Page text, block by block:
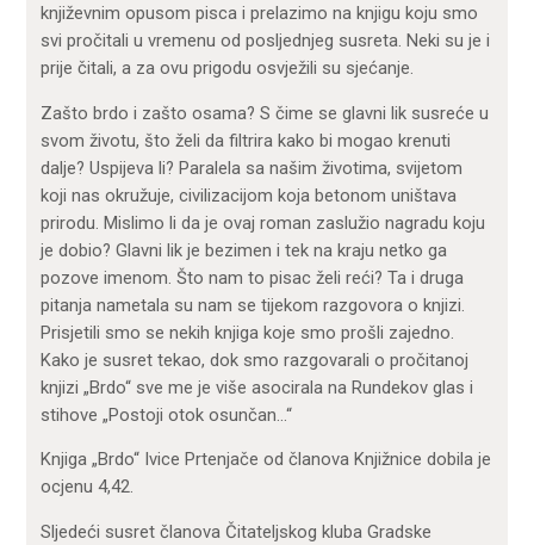
književnim opusom pisca i prelazimo na knjigu koju smo
svi pročitali u vremenu od posljednjeg susreta. Neki su je i
prije čitali, a za ovu prigodu osvježili su sjećanje.
Zašto brdo i zašto osama? S čime se glavni lik susreće u
svom životu, što želi da filtrira kako bi mogao krenuti
dalje? Uspijeva li? Paralela sa našim životima, svijetom
koji nas okružuje, civilizacijom koja betonom uništava
prirodu. Mislimo li da je ovaj roman zaslužio nagradu koju
je dobio? Glavni lik je bezimen i tek na kraju netko ga
pozove imenom. Što nam to pisac želi reći? Ta i druga
pitanja nametala su nam se tijekom razgovora o knjizi.
Prisjetili smo se nekih knjiga koje smo prošli zajedno.
Kako je susret tekao, dok smo razgovarali o pročitanoj
knjizi „Brdo“ sve me je više asocirala na Rundekov glas i
stihove „Postoji otok osunčan…“
Knjiga „Brdo“ Ivice Prtenjače od članova Knjižnice dobila je
ocjenu 4,42.
Sljedeći susret članova Čitateljskog kluba Gradske